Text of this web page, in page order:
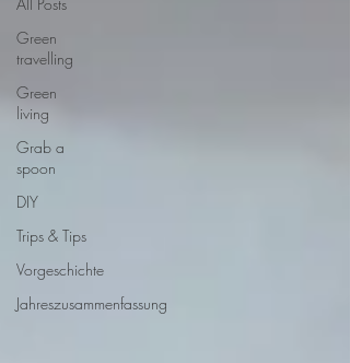
Green
travelling
Green
living
Grab a
spoon
DIY
Trips & Tips
Vorgeschichte
Jahreszusammenfassung